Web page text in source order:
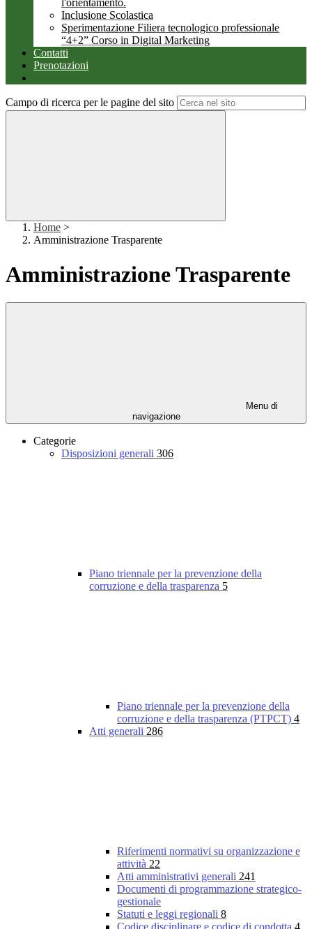
l'orientamento.
Inclusione Scolastica
Sperimentazione Filiera tecnologico professionale
“4+2” Corso in Digital Marketing
Contatti
Prenotazioni
Campo di ricerca per le pagine del sito
Home >
Amministrazione Trasparente
Amministrazione Trasparente
Menu di
navigazione
Categorie
Disposizioni generali 306
Piano triennale per la prevenzione della
corruzione e della trasparenza 5
Piano triennale per la prevenzione della
corruzione e della trasparenza (PTPCT) 4
Atti generali 286
Riferimenti normativi su organizzazione e
attività 22
Atti amministrativi generali 241
Documenti di programmazione strategico-
gestionale
Statuti e leggi regionali 8